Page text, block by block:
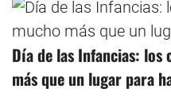
Día de las Infancias: los
más que un lugar para